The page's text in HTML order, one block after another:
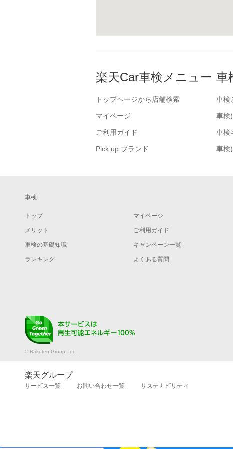
楽天Car車検メニュー
トップページから店舗検索
マイページ
ご利用ガイド
Pick up ブランド
車
車検
車検
車検
車検
車検
トップ マイページ
メリット ご利用ガイド
車検の基礎知識 キャンペーン一覧
ランキング よくある質問
© Rakuten Group, Inc.
楽天グループ
サービス一覧 お問い合わせ一覧 サステナビリティ